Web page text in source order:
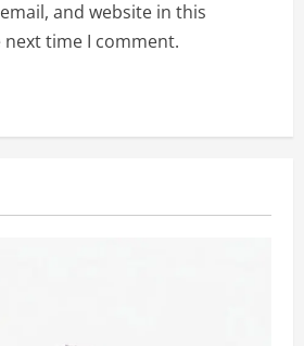
and website in this
time I comment.